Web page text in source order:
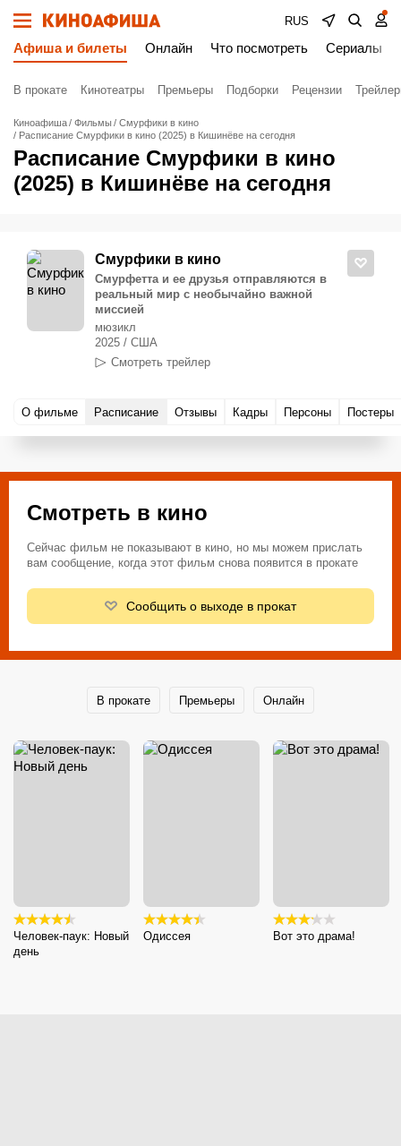
RUS
Афиша и билеты Онлайн Что посмотреть Сериалы
В прокате Кинотеатры Премьеры Подборки Рецензии
Киноафиша Фильмы
Смурфики в кино
Расписание Смурфики в кино (2025) в Кишинёве на сегодня
Расписание Смурфики в кино
(2025) в Кишинёве на сегодня
Смурфики в кино
Смурфетта и ее друзья отправляются в
реальный мир с необычайно важной
миссией
мюзикл
2025 / США
Смотреть трейлер
О фильме Расписание Отзывы Кадры Персоны Постеры
Смотреть в кино
Сейчас фильм не показывают в кино, но мы можем прислать
вам сообщение, когда этот фильм снова появится в прокате
Сообщить о выходе в прокат
В прокате Премьеры Онлайн
Человек-паук: Новый
день
Одиссея Вот это драма!